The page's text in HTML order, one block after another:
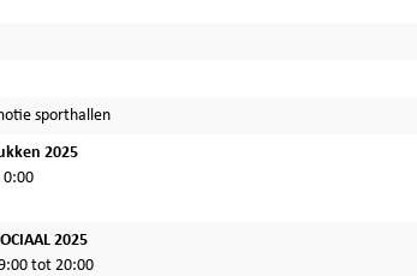
sporthallen
2025
0:00
2025
tot 20:00